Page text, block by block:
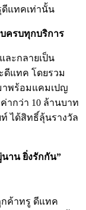
ดีแทคเท่านั้น
ครบทุกบริการ
ละกลายเป็น
ดีแทค โดยรวม
าพร้อมแคมเปญ
ากว่า 10 ล้านบาท
ได้สิทธิ์ลุ้นรางวัล
าน ยิ่งรักกัน”
ค้าทรู ดีแทค